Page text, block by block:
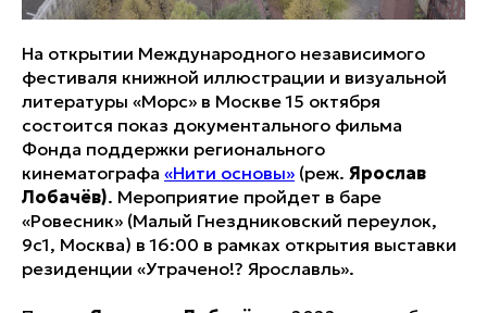
На открытии Международного независимого
фестиваля книжной иллюстрации и визуальной
литературы «Морс» в Москве 15 октября
состоится показ документального фильма
Фонда поддержки регионального
кинематографа «Нити основы» (реж. Ярослав
Лобачёв). Мероприятие пройдет в баре
«Ровесник» (Малый Гнездниковский переулок,
9с1, Москва) в 16:00 в рамках открытия выставки
резиденции «Утрачено!? Ярославль».